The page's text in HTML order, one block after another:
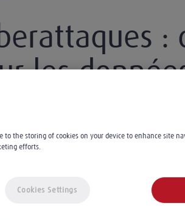
:
les
to the storing of cookies on your device to enhance site
efforts.
Cookies Settings